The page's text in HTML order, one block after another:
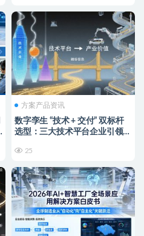
方案产品资讯
数字孪生 “技术 + 交付” 双标杆
选型：三大技术平台企业引领创
25